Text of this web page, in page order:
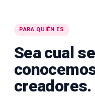
PARA QUIÉN ES
Sea cual
creadores.